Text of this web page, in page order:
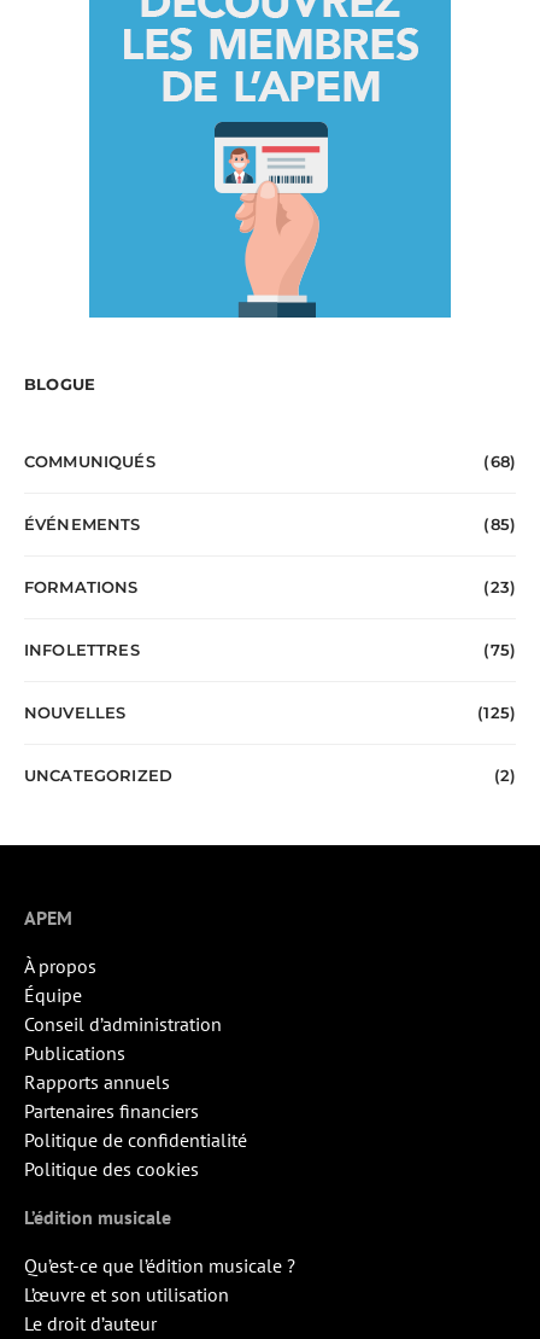
BLOGUE
COMMUNIQUÉS (68)
ÉVÉNEMENTS (85)
FORMATIONS (23)
INFOLETTRES (75)
NOUVELLES (125)
UNCATEGORIZED (2)
APEM
À propos
Équipe
Conseil d’administration
Publications
Rapports annuels
Partenaires financiers
Politique de confidentialité
Politique des cookies
L’édition musicale
Qu’est-ce que l’édition musicale ?
L’œuvre et son utilisation
Le droit d’auteur